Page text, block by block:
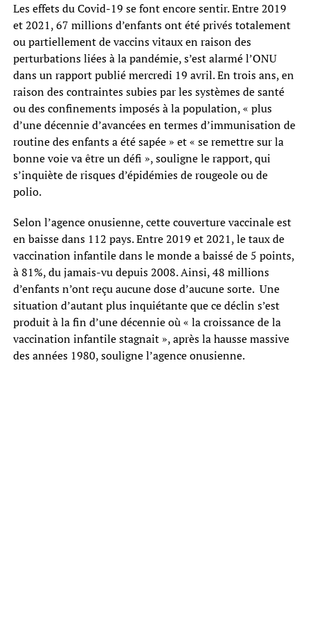
Les effets du Covid-19 se font encore sentir. Entre 2019
et 2021, 67 millions d’enfants ont été privés totalement
ou partiellement de vaccins vitaux en raison des
perturbations liées à la pandémie, s’est alarmé l’ONU
dans un rapport publié mercredi 19 avril. En trois ans, en
raison des contraintes subies par les systèmes de santé
ou des confinements imposés à la population, « plus
d’une décennie d’avancées en termes d’immunisation de
routine des enfants a été sapée » et « se remettre sur la
bonne voie va être un défi », souligne le rapport, qui
s’inquiète de risques d’épidémies de rougeole ou de
polio.
Selon l’agence onusienne, cette couverture vaccinale est
en baisse dans 112 pays. Entre 2019 et 2021, le taux de
vaccination infantile dans le monde a baissé de 5 points,
à 81%, du jamais-vu depuis 2008. Ainsi, 48 millions
d’enfants n’ont reçu aucune dose d’aucune sorte. Une
situation d’autant plus inquiétante que ce déclin s’est
produit à la fin d’une décennie où « la croissance de la
vaccination infantile stagnait », après la hausse massive
des années 1980, souligne l’agence onusienne.